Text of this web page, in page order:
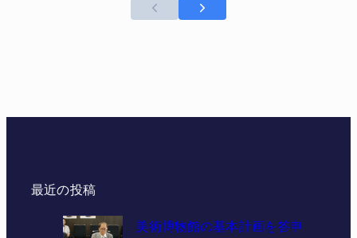
最近の投稿
美術博物館の基本計画を答申